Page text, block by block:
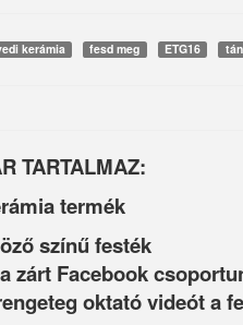
kerámia fesd meg ETG16
TARTALMAZ:
termék
színű festék
zárt Facebook
oktató videót a